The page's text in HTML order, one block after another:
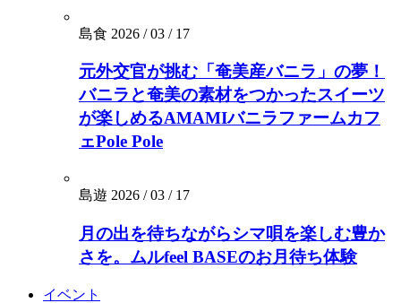
島食 2026 / 03 / 17
元外交官が挑む「奄美産バニラ」の夢！
バニラと奄美の素材をつかったスイーツ
が楽しめるAMAMIバニラファームカフ
ェPole Pole
島遊 2026 / 03 / 17
月の出を待ちながらシマ唄を楽しむ豊か
さを。ムルfeel BASEのお月待ち体験
イベント